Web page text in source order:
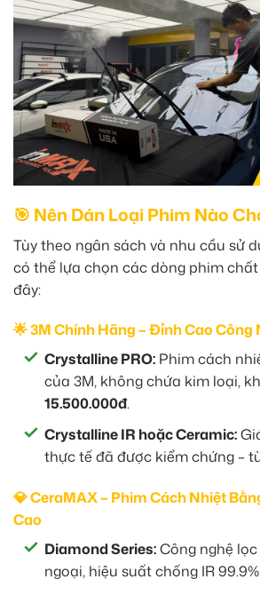
🎯 Nên Dán Loại Phim Nào
Tùy theo ngân sách và nhu cầu sử
có thể lựa chọn các dòng phim
đây:
🌟 3M Chính Hãng – Đỉnh Cao Công
Crystalline PRO: Phim cách
của 3M, không chứa kim loại,
15.500.000đ.
Crystalline IR hoặc Ceramic:
thực tế đã được kiểm chứng –
💎 CeraMAX – Phim Cách Nhiệt
Cao
Diamond Series:Công nghệ
ngoại, hiệu suất chống IR